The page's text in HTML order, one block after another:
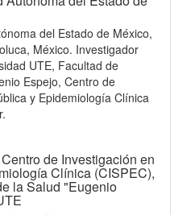
del Estado de México,
México. Investigador
UTE, Facultad de
Espejo, Centro de
y Epidemiología Clínica
Centro de Investigación en
Clínica (CISPEC),
la Salud "Eugenio